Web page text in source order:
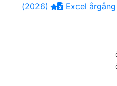
(2026)
Excel